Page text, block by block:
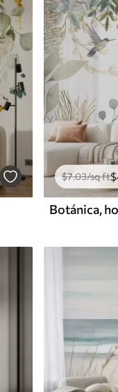
$7.03/sq ft$
Botánica,